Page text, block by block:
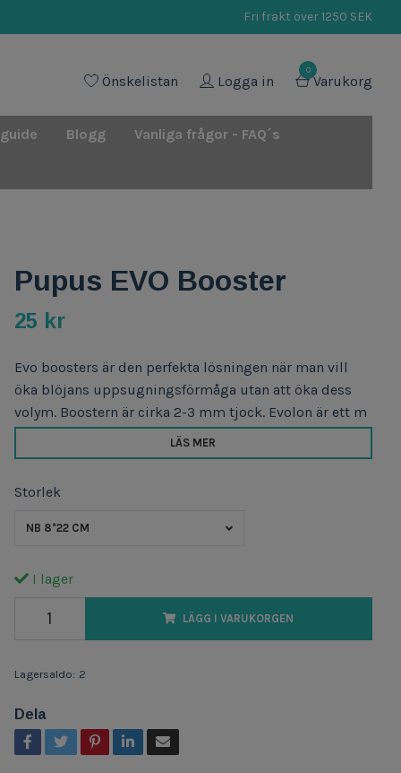
Fri frakt över 1250 SEK
Önskelistan Logga in
0
Varukorg
Blogg Vanliga frågor - FAQ´s
Pupus EVO Booster
25 kr
Evo boosters är den perfekta lösningen när man vill
öka blöjans uppsugningsförmåga utan att öka dess
volym. Boostern är cirka 2-3 mm tjock. Evolon är ett m
LÄS MER
Storlek
NB 8*22 CM
I lager
LÄGG I VARUKORGEN
Lagersaldo: 2
Dela